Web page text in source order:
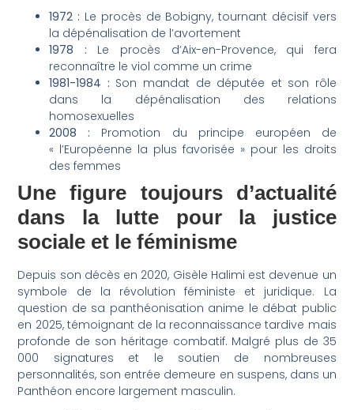
1972 : Le procès de Bobigny, tournant décisif vers
la dépénalisation de l’avortement
1978 : Le procès d’Aix-en-Provence, qui fera
reconnaître le viol comme un crime
1981-1984 : Son mandat de députée et son rôle
dans la dépénalisation des relations
homosexuelles
2008 : Promotion du principe européen de
« l’Européenne la plus favorisée » pour les droits
des femmes
Une figure toujours d’actualité
dans la lutte pour la justice
sociale et le féminisme
Depuis son décès en 2020, Gisèle Halimi est devenue un
symbole de la révolution féministe et juridique. La
question de sa panthéonisation anime le débat public
en 2025, témoignant de la reconnaissance tardive mais
profonde de son héritage combatif. Malgré plus de 35
000 signatures et le soutien de nombreuses
personnalités, son entrée demeure en suspens, dans un
Panthéon encore largement masculin.